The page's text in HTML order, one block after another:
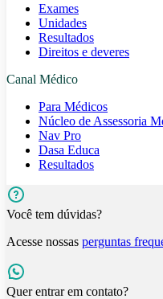
Exames
Unidades
Resultados
Direitos e deveres
Canal Médico
Para Médicos
Núcleo de Assessoria
Nav Pro
Dasa Educa
Resultados
Você tem dúvidas?
Acesse nossas perguntas
Quer entrar em contato?